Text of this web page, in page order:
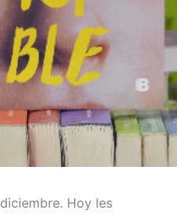
Hoy les